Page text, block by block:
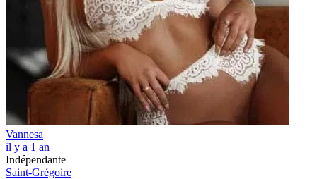
Vannesa
il y a 1 an
Indépendante
Saint-Grégoire